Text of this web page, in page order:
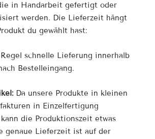
in Handarbeit gefertigt oder
werden. Die Lieferzeit hängt
du gewählt hast:
schnelle Lieferung innerhalb
Bestelleingang.
Da unsere Produkte in kleinen
in Einzelfertigung
die Produktionszeit etwas
genaue Lieferzeit ist auf der